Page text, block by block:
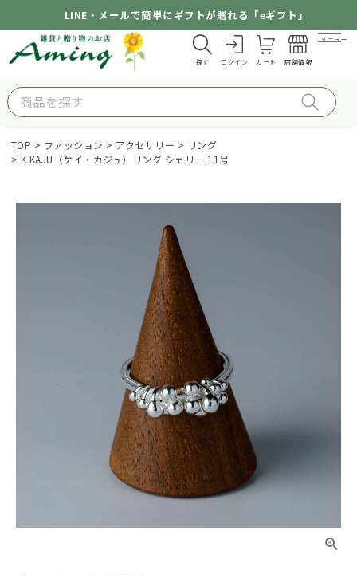
LINE・メールで簡単にギフトが贈れる「eギフト」
探す ログイン カート 店舗情報
メニュー
TOP ファッション アクセサリー
リング
K.KAJU（ケイ・カジュ）リング シェリー 11号